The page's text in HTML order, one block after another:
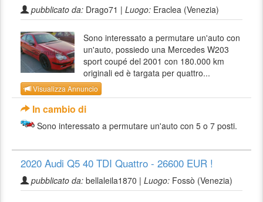
pubblicato da: Drago71 | Luogo: Eraclea (Venezia)
Sono interessato a permutare un'auto con
un'auto, possiedo una Mercedes W203
sport coupé del 2001 con 180.000 km
originali ed è targata per quattro...
Visualizza Annuncio
In cambio di
Sono interessato a permutare un'auto con 5 o 7 posti.
2020 Audi Q5 40 TDI Quattro - 26600 EUR !
pubblicato da: bellaleila1870 | Luogo: Fossò (Venezia)